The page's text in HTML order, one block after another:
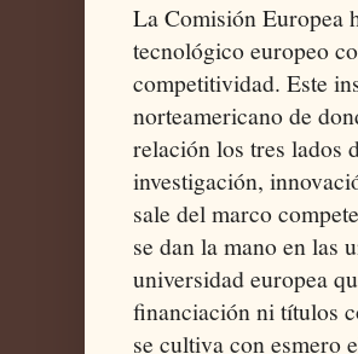
La Comisión Europea
tecnológico europeo
competitividad. Este
norteamericano de
relación los tres lados
investigación,
sale del marco
se dan la mano en las
universidad europea
financiación ni títulos
se cultiva con esmero